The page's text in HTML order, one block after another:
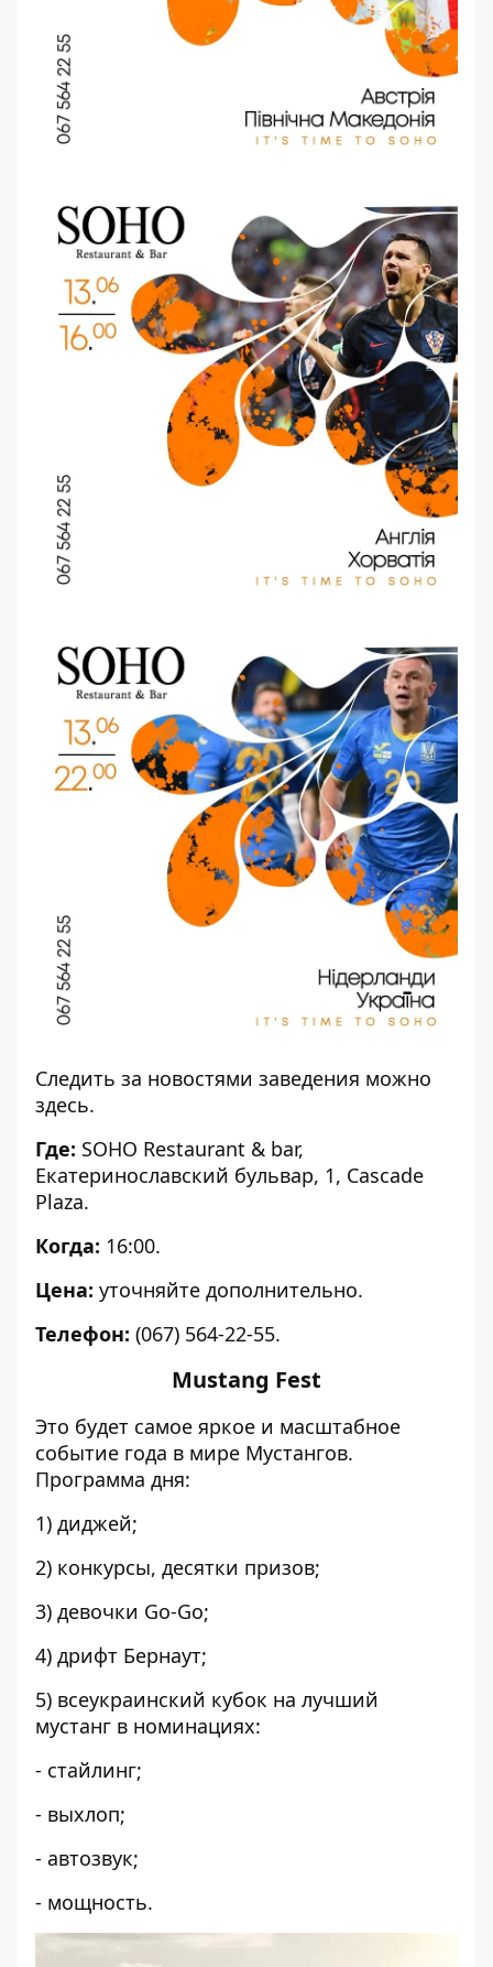
Следить за новостями заведения можно
здесь.
Где: SOHO Restaurant & bar,
Екатеринославский бульвар, 1, Cascade
Plaza.
Когда: 16:00.
Цена: уточняйте дополнительно.
Телефон: (067) 564-22-55.
Mustang Fest
Это будет самое яркое и масштабное
событие года в мире Мустангов.
Программа дня:
1) диджей;
2) конкурсы, десятки призов;
3) девочки Go-Go;
4) дрифт Бернаут;
5) всеукраинский кубок на лучший
мустанг в номинациях:
- стайлинг;
- выхлоп;
- автозвук;
- мощность.